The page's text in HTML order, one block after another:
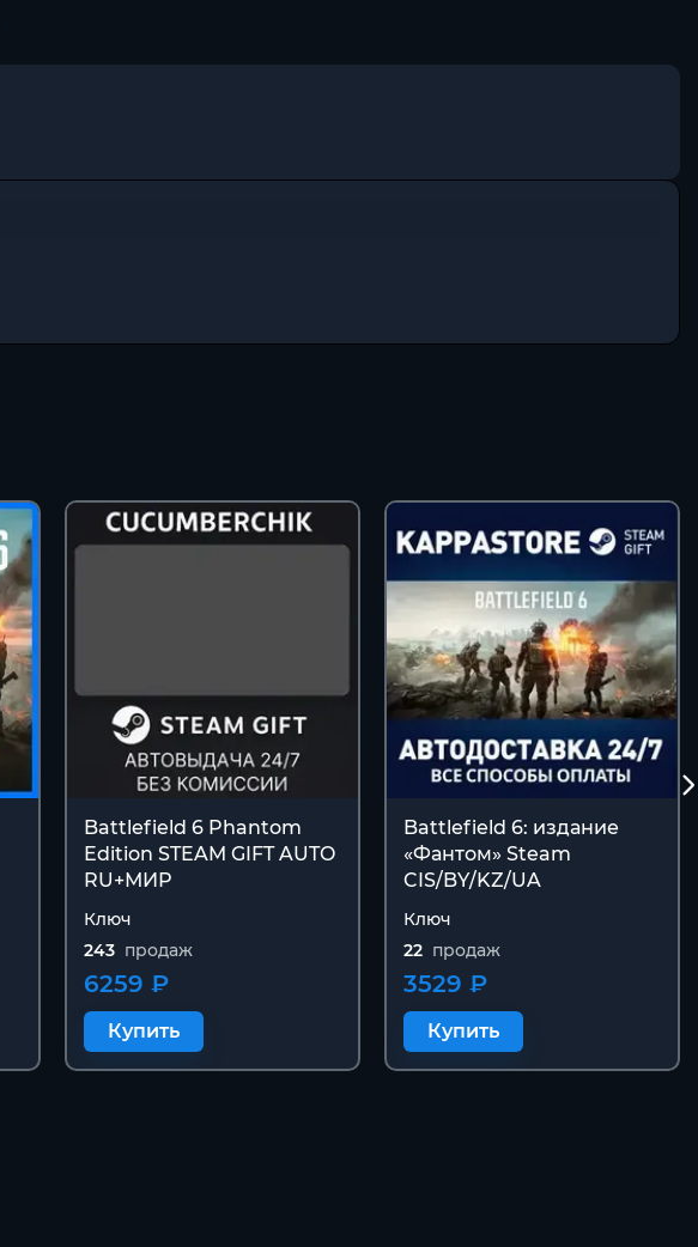
Battlefield 6 Phantom
Edition STEAM GIFT AUTO
RU+МИР
Ключ
243 продаж
6259 ₽
Купить
Battlefield 6: издание
«Фантом» Steam
CIS/BY/KZ/UA
Ключ
22 продаж
3529 ₽
Купить